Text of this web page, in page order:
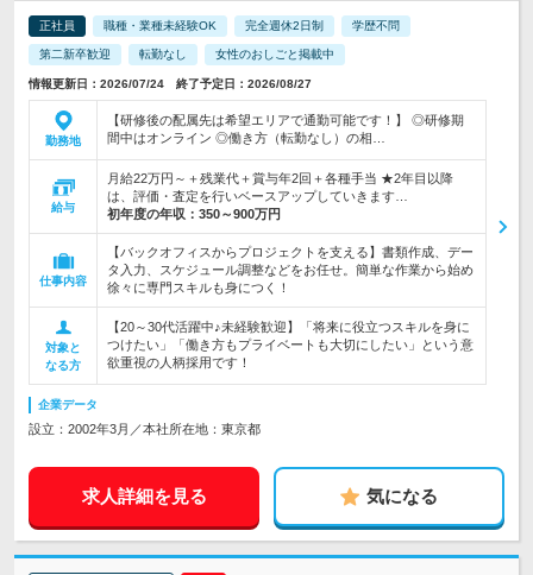
正社員 職種・業種未経験OK 完全週休2日制 学歴不問
第二新卒歓迎 転勤なし 女性のおしごと掲載中
情報更新日：2026/07/24 終了予定日：2026/08/27
勤務地
【研修後の配属先は希望エリアで通勤可能です！】 ◎研修期
間中はオンライン ◎働き方（転勤なし）の相…
給与
月給22万円～＋残業代＋賞与年2回＋各種手当 ★2年目以降
は、評価・査定を行いベースアップしていきます…
初年度の年収： 350～900万円
仕事内容
【バックオフィスからプロジェクトを支える】書類作成、デー
タ入力、スケジュール調整などをお任せ。簡単な作業から始め
徐々に専門スキルも身につく！
対象と
なる方
【20～30代活躍中♪未経験歓迎】「将来に役立つスキルを身に
つけたい」「働き方もプライベートも大切にしたい」という意
欲重視の人柄採用です！
企業データ
設立：2002年3月／本社所在地：東京都
求人詳細を見る 気になる